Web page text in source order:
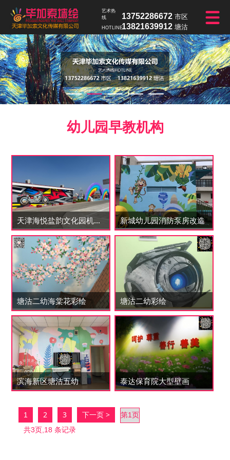
艺术热
线
13752286672 市区
HOTLINE13821639912 塘沽
幼儿园早教机构
天津海悦盐韵文化园机车绘画 新城幼儿园消防泵房改造
塘沽二幼海棠花彩绘 塘沽二幼彩绘
滨海新区塘沽五幼 泰达保育院大型壁画
1 2 3 下一页 >
共3页,18 条记录